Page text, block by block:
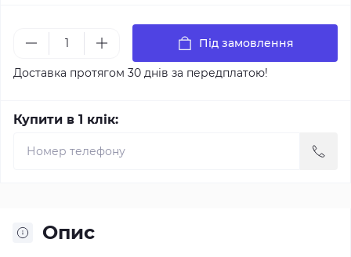
Під замовлення
Доставка протягом 30 днів за передплатою!
Купити в 1 клік:
Опис